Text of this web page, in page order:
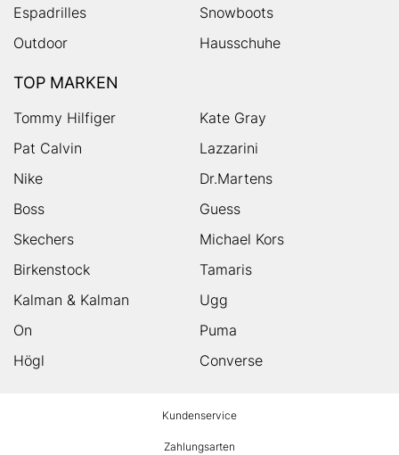
Espadrilles
Snowboots
Outdoor
Hausschuhe
TOP MARKEN
Tommy Hilfiger
Kate Gray
Pat Calvin
Lazzarini
Nike
Dr.Martens
Boss
Guess
Skechers
Michael Kors
Birkenstock
Tamaris
Kalman & Kalman
Ugg
On
Puma
Högl
Converse
Kundenservice
Zahlungsarten